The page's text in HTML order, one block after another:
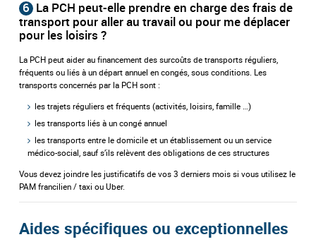
6 La PCH peut-elle prendre en charge des frais de
transport pour aller au travail ou pour me déplacer
pour les loisirs ?
La PCH peut aider au financement des surcoûts de transports réguliers,
fréquents ou liés à un départ annuel en congés, sous conditions. Les
transports concernés par la PCH sont :
les trajets réguliers et fréquents (activités, loisirs, famille …)
les transports liés à un congé annuel
les transports entre le domicile et un établissement ou un service
médico-social, sauf s’ils relèvent des obligations de ces structures
Vous devez joindre les justificatifs de vos 3 derniers mois si vous utilisez le
PAM francilien / taxi ou Uber.
Aides spécifiques ou exceptionnelles